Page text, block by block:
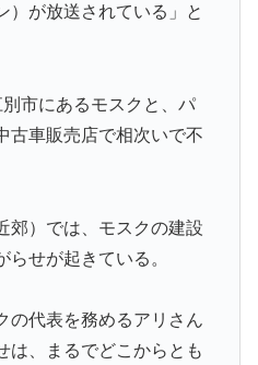
ではどんな理由で退学者が出
」に署名…寄生侵略防止へ
好調の秘訣はスマホ画面だと
、レベチｗｗｗｗｗｗｗｗｗ
ｗｗｗ
手術中に熊本地震が発生、大
）が放送されている」と
市にあるモスクと、パ
古車販売店で相次いで不
郊）では、モスクの建設
らせが起きている。
の代表を務めるアリさん
は、まるでどこからとも